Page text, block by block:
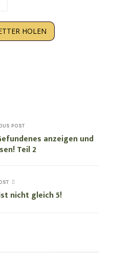
HOLEN
POST
anzeigen und
Teil 2
nicht gleich 5!